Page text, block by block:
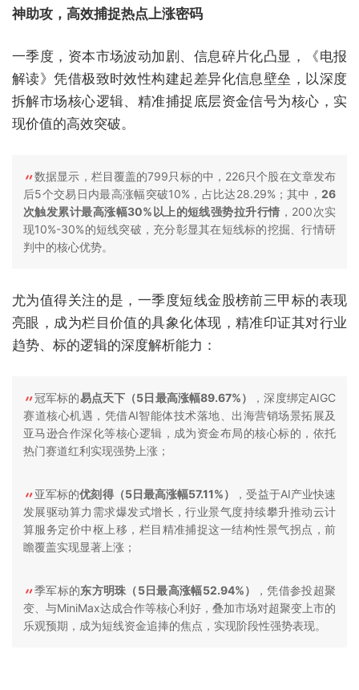
神助攻，高效捕捉热点上涨密码
一季度，资本市场波动加剧、信息碎片化凸显，《电报
解读》凭借极致时效性构建起差异化信息壁垒，以深度
拆解市场核心逻辑、精准捕捉底层资金信号为核心，实
现价值的高效突破。
数据显示，栏目覆盖的799只标的中，226只个股在文章发布
后5个交易日内最高涨幅突破10%，占比达28.29%；其中， 26
次触发累计最高涨幅30%以上的短线强势拉升行情 ，200次实
现10%-30%的短线突破，充分彰显其在短线标的挖掘、行情研
判中的核心优势。
尤为值得关注的是，一季度短线金股榜前三甲标的表现
亮眼，成为栏目价值的具象化体现，精准印证其对行业
趋势、标的逻辑的深度解析能力：
冠军标的易点天下（5日最高涨幅89.67%）
，深度绑定AIGC
赛道核心机遇，凭借AI智能体技术落地、出海营销场景拓展及
亚马逊合作深化等核心逻辑，成为资金布局的核心标的，依托
热门赛道红利实现强势上涨；
亚军标的优刻得（5日最高涨幅57.11%）
，受益于AI产业快速
发展驱动算力需求爆发式增长，行业景气度持续攀升推动云计
算服务定价中枢上移，栏目精准捕捉这一结构性景气拐点，前
瞻覆盖实现显著上涨；
季军标的东方明珠（5日最高涨幅52.94%）
，凭借参投超聚
变、与MiniMax达成合作等核心利好，叠加市场对超聚变上市的
乐观预期，成为短线资金追捧的焦点，实现阶段性强势表现。